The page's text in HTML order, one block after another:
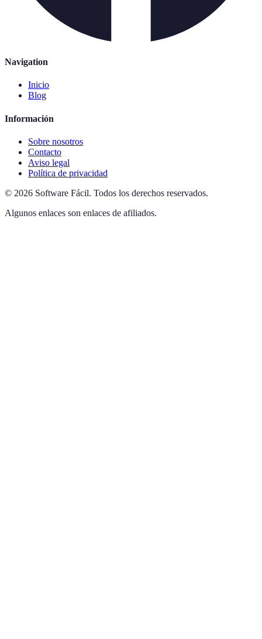
Navigation
Inicio
Blog
Información
Sobre nosotros
Contacto
Aviso legal
Política de privacidad
© 2026 Software Fácil. Todos los derechos reservados.
Algunos enlaces son enlaces de afiliados.